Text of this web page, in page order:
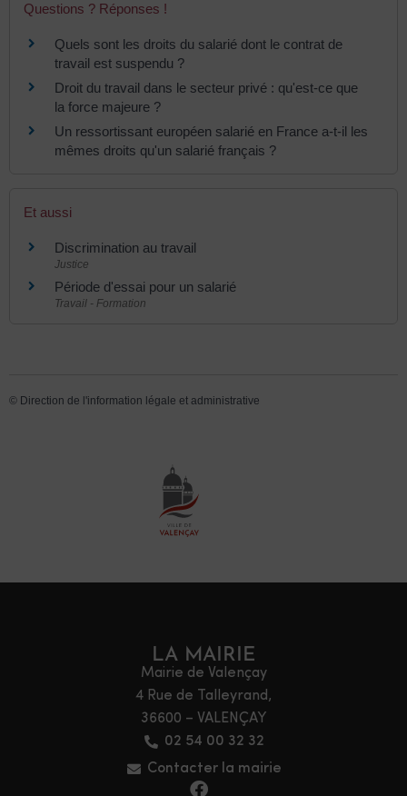
Questions ? Réponses !
Quels sont les droits du salarié dont le contrat de
travail est suspendu ?
Droit du travail dans le secteur privé : qu'est-ce que
la force majeure ?
Un ressortissant européen salarié en France a-t-il les
mêmes droits qu'un salarié français ?
Et aussi
Discrimination au travail
Justice
Période d'essai pour un salarié
Travail - Formation
© Direction de l'information légale et administrative
LA MAIRIE
Mairie de Valençay
4 Rue de Talleyrand,
36600 – VALENÇAY
02 54 00 32 32
Contacter la mairie